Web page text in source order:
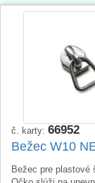
č. karty: 66952
Bežec W10
Bežec pre plastové